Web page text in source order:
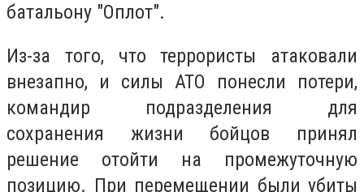
батальону "Оплот".
Из-за того, что террористы атаковали
внезапно, и силы АТО понесли потери,
командир подразделения для
сохранения жизни бойцов принял
решение отойти на промежуточную
позицию. При перемещении были убиты